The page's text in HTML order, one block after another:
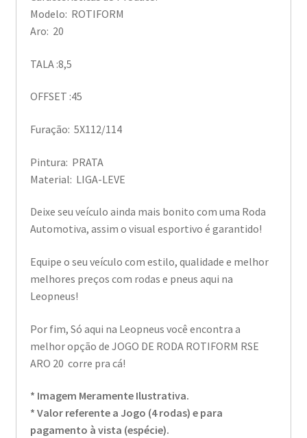
Modelo: ROTIFORM
Aro: 20
TALA :8,5
OFFSET :45
Furação: 5X112/114
Pintura: PRATA
Material: LIGA-LEVE
Deixe seu veículo ainda mais bonito com uma Roda
Automotiva, assim o visual esportivo é garantido!
Equipe o seu veículo com estilo, qualidade e melhor
melhores preços com rodas e pneus aqui na
Leopneus!
Por fim, Só aqui na Leopneus você encontra a
melhor opção de JOGO DE RODA ROTIFORM RSE
ARO 20 corre pra cá!
* Imagem Meramente Ilustrativa.
* Valor referente a Jogo (4 rodas) e para
pagamento à vista (espécie).